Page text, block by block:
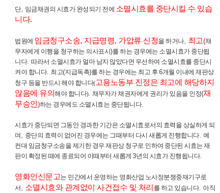
단, 임금채권의 시효가 완성되기 전에 소멸시효를 중단시킬 수 있습
니다.
법원에 임금청구소송, 지급명령, 가압류 신청을 하거나, 최고(채
무자에게 이행을 청구하는 의사표시)를 하는 경우에는 소멸시효가 중단됩
니다. 따라서 소멸시효가 얼마 남지 않았다면 우선하여 소멸시효를 중단시
켜야 합니다. 최고(지급독촉)를 하는 경우에는 최고 후 6개월 이내에 재판상
청구 등을 반드시 해야 합니다(고용노동부 진정은 최고에 해당하지
않음에 유의 해야 합니다). 채무자가 채권자에게 권리가 있음을 인정(채
무승인)하는 경우에도 소멸시효는 중단됩니다.
시효가 중단되면 그동안 경과한 기간은 소멸시효로서의 효력을 상실하게 되
며 , 중단의 효력이 없어진 경우에는 그때부터 다시 새롭게 진행합니다. 예
컨대 임금청구소송을 제기한 경우 재판상 청구로 인하여 중단된 시효는 재
판이 확정된 때에 종료되어 이때부터 새롭게 3년의 시효가 진행됩니다.
영화인신문고는 민간에서 운영하는 영화산업 노사정분쟁중재기구로
서 , 소멸시효와 관계없이 사건접수 및 처리 를 하고 있습니다. 아직